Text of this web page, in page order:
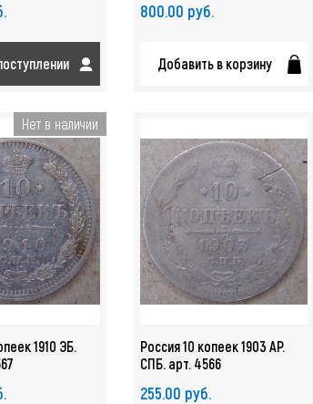
800.00 руб.
Добавить в корзину
Нет в наличии
1910 ЭБ.
Россия 10 копеек 1903 АР.
СПБ. арт. 4566
255.00 руб.